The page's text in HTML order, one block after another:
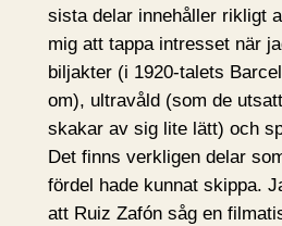
sista delar innehåller rikligt
mig att tappa intresset när
biljakter (i 1920-talets
om), ultravåld (som de
skakar av sig lite lätt) och
Det finns verkligen delar
fördel hade kunnat skippa.
att Ruiz Zafón såg en